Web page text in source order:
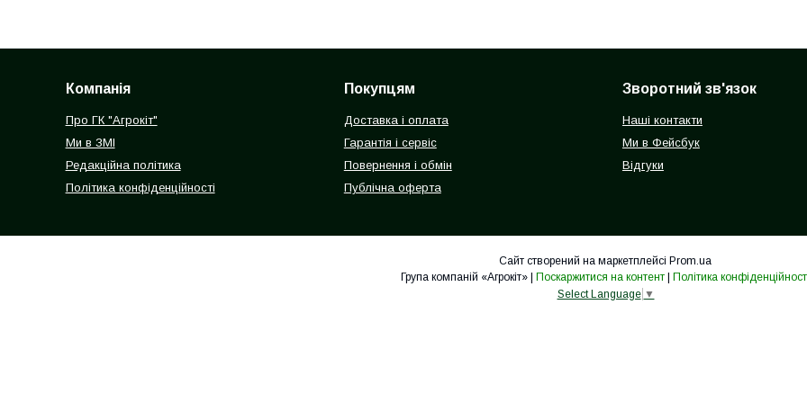
Компанія
Про ГК "Агрокіт"
Ми в ЗМІ
Редакційна політика
Політика конфіденційності
Покупцям
Доставка і оплата
Гарантія і сервіс
Повернення і обмін
Публічна оферта
Зворотний зв'язок
Наші контакти
Ми в Фейсбук
Відгуки
Сайт створений на маркетплейсі Prom.ua
Поскаржитися на контент
Політика
Select Language ▼